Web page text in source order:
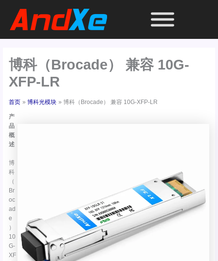
博科（Brocade） 兼容 10G-
XFP-LR
首页 博科光模块 博科（Brocade） 兼容 10G-XFP-LR
产
品
概
述
博
科
（
Br
oc
ad
e
）
10
G-
XF